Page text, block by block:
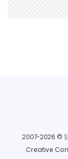
2007-2026 ©
Creative